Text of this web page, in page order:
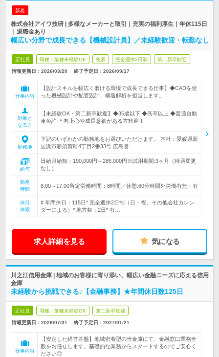
新着
株式会社アイワ技研 | 多様なメーカーと取引｜充実の福利厚生｜年休115日
｜退職金あり
幅広い分野で成長できる【機械設計員】／未経験歓迎・転勤なし
正社員 職種・業種未経験OK 急募 完全週休2日制 第二新卒歓迎
情報更新日：2026/03/20 終了予定日： 2026/09/17
仕事内容
【設計スキルを幅広く磨ける環境で成長できる仕事】◆CADを使
った機械設計や配管設計、構造解析を担当します。
対象と
なる方
【未経験OK・第二新卒歓迎】◆35歳以下 ◆高卒以上 ◆普通自動
車免許 ＊向上心や成長意欲がある方歓迎！
勤務地
下記のいずれかの勤務地をお選びいただけます。 本社：愛媛県新
居浜市新須賀町4丁目2番33号 広島営…
給与
日給月給制：190,000円～285,000円※試用期間:3ヶ月（待遇変更
なし）
勤務
時間
8:00～17:00所定労働時間：8時間／休憩:60分時間外労働有無：有
休日
休暇
# 年間休日：115日* 完全週休2日制（日・祝、その他会社カレン
ダーによる）* 地方祭：2日* 有…
求人詳細を見る 気になる
川之江信用金庫 | 地域のお客様に寄り添い、幅広い金融ニーズに応える信用
金庫
未経験から挑戦できる♪【金融事務】★年間休日数125日
正社員 職種・業種未経験OK 第二新卒歓迎
情報更新日：2026/07/31 終了予定日： 2027/01/21
仕事内容
【安定した経営基盤】地域密着型の当金庫にて、金融窓口業務全
般をお任せします。基礎的な業務からスタートするのでご安心く
ださい◎